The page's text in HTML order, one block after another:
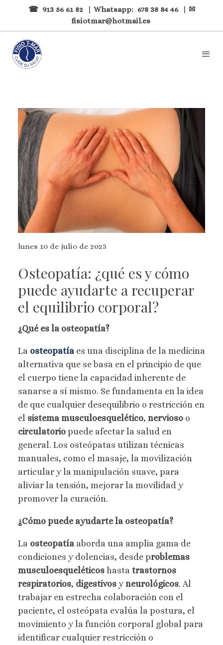
☎ 913 56 61 82 | Whatsapp: 678 38 84 46
| ✉
fisiotmar@hotmail.es
lunes 10 de julio de 2023
Osteopatía: ¿qué es y cómo
puede ayudarte a recuperar
el equilibrio corporal?
¿Qué es la osteopatía?
La osteopatía es una disciplina de la medicina
alternativa que se basa en el principio de que
el cuerpo tiene la capacidad inherente de
sanarse a sí mismo. Se fundamenta en la idea
de que cualquier desequilibrio o restricción en
el sistema musculoesquelético, nervioso o
circulatorio puede afectar la salud en
general. Los osteópatas utilizan técnicas
manuales, como el masaje, la movilización
articular y la manipulación suave, para
aliviar la tensión, mejorar la movilidad y
promover la curación.
¿Cómo puede ayudarte la osteopatía?
La osteopatía aborda una amplia gama de
condiciones y dolencias, desde problemas
musculoesqueléticos hasta trastornos
respiratorios, digestivos yneurológicos. Al
trabajar en estrecha colaboración con el
paciente, el osteópata evalúa la postura, el
movimiento y la función corporal global para
identificar cualquier restricción o